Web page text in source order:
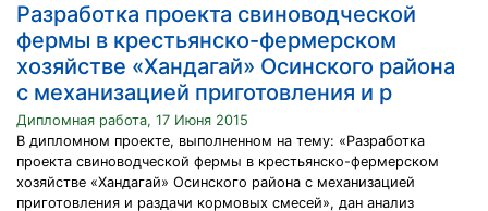
Разработка проекта свиноводческой
фермы в крестьянско-фермерском
хозяйстве «Хандагай» Осинского района
с механизацией приготовления и р
Дипломная работа, 17 Июня 2015
В дипломном проекте, выполненном на тему: «Разработка
проекта свиноводческой фермы в крестьянско-фермерском
хозяйстве «Хандагай» Осинского района с механизацией
приготовления и раздачи кормовых смесей», дан анализ